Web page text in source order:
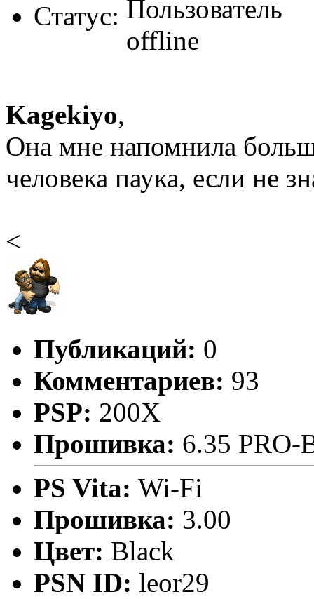
Статус:
Kagekiyo,
Она мне напомнила
человека паука, если не
<
Публикаций: 0
Комментариев: 93
PSP: 200X
Прошивка: 6.35 PRO-
PS Vita: Wi-Fi
Прошивка: 3.00
Цвет: Black
PSN ID: leor29